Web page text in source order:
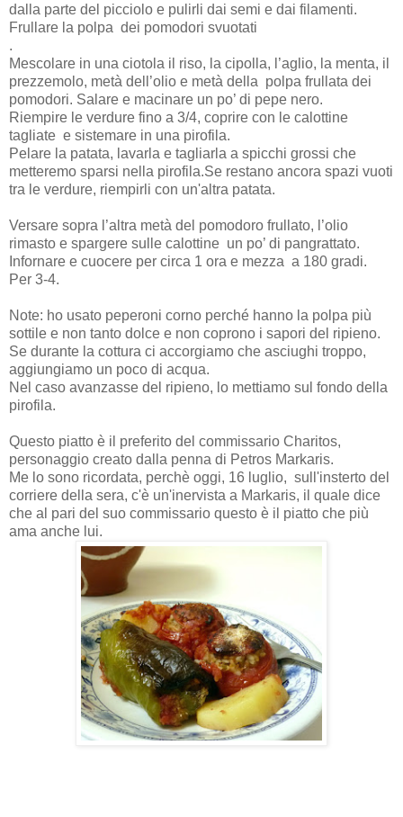
dalla parte del picciolo e pulirli dai semi e dai filamenti.
Frullare la polpa dei pomodori svuotati
.
Mescolare in una ciotola il riso, la cipolla, l’aglio, la menta, il
prezzemolo, metà dell’olio e metà della polpa frullata dei
pomodori. Salare e macinare un po’ di pepe nero.
Riempire le verdure fino a 3/4, coprire con le calottine
tagliate e sistemare in una pirofila.
Pelare la patata, lavarla e tagliarla a spicchi grossi che
metteremo sparsi nella pirofila.Se restano ancora spazi vuoti
tra le verdure, riempirli con un'altra patata.
Versare sopra l’altra metà del pomodoro frullato, l’olio
rimasto e spargere sulle calottine un po’ di pangrattato.
Infornare e cuocere per circa 1 ora e mezza a 180 gradi.
Per 3-4.
Note: ho usato peperoni corno perché hanno la polpa più
sottile e non tanto dolce e non coprono i sapori del ripieno.
Se durante la cottura ci accorgiamo che asciughi troppo,
aggiungiamo un poco di acqua.
Nel caso avanzasse del ripieno, lo mettiamo sul fondo della
pirofila.
Questo piatto è il preferito del commissario Charitos,
personaggio creato dalla penna di Petros Markaris.
Me lo sono ricordata, perchè oggi, 16 luglio, sull'insterto del
corriere della sera, c'è un'inervista a Markaris, il quale dice
che al pari del suo commissario questo è il piatto che più
ama anche lui.